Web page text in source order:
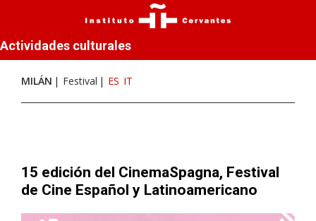
Actividades culturales
MILÁN Festival ES IT
15 edición del CinemaSpagna, Festival
de Cine Español y Latinoamericano